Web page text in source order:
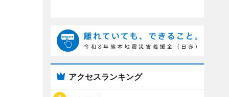
アクセスランキング